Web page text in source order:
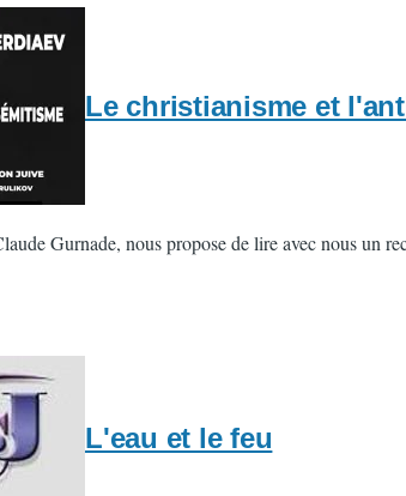
Le christianisme et
Gurnade, nous propose de lire avec nous un
L'eau et le feu